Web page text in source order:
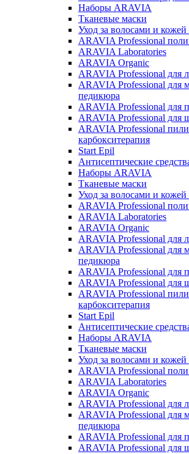
Наборы ARAVIA
Тканевые маски
Уход за волосами и
ARAVIA Professional
ARAVIA Laboratories
ARAVIA Organic
ARAVIA Professional для
ARAVIA Professional для
педикюра
ARAVIA Professional для
ARAVIA Professional для
ARAVIA Professional
карбокситерапия
Start Epil
Антисептические
Наборы ARAVIA
Тканевые маски
Уход за волосами и
ARAVIA Professional
ARAVIA Laboratories
ARAVIA Organic
ARAVIA Professional для
ARAVIA Professional для
педикюра
ARAVIA Professional для
ARAVIA Professional для
ARAVIA Professional
карбокситерапия
Start Epil
Антисептические
Наборы ARAVIA
Тканевые маски
Уход за волосами и
ARAVIA Professional
ARAVIA Laboratories
ARAVIA Organic
ARAVIA Professional для
ARAVIA Professional для
педикюра
ARAVIA Professional для
ARAVIA Professional для